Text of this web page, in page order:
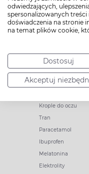
odwiedzających,
spersonalizowanych treści
doświadczenia na stronie
na temat plików cookie,
Dostosuj
Akceptuj
Popularne
Witamina D
Krople do oczu
Tran
Paracetamol
Ibuprofen
Melatonina
Elektrolity